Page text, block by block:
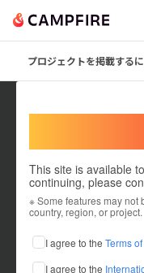
プロジェクトを掲載する
This site is available
continuing, please
※ Some features may
country, region, or project.
I agree to the Terms
I agree to the
これまでに1件のプロ